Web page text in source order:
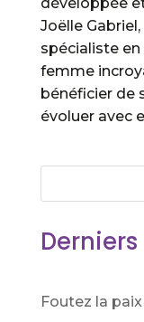
Joëlle
spécialiste en
femme
bénéficier de
évoluer avec
Foutez la